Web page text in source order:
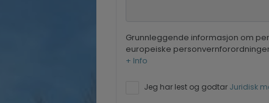
Grunnleggende informasjon om
europeiske personvernforordningen
+ Info
Jeg har lest og godtar Juridisk